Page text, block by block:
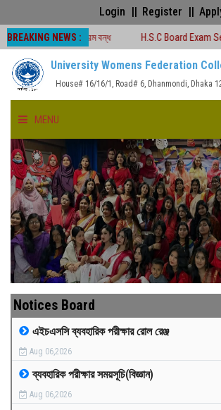
Login Register
BREAKING NEWS :
বন্ধ H.S.C Board Exam Seat Plan (
University Womens Federation
House# 16/16/1, Road# 6, Dhanmondi, Dhaka
MENU
HOME
ABOUT US
FACULTIES
ACADEMICS
GALLERY
MEDIA
PAYMENT
Notices Board
এইচএসসি ব্যবহারিক পরীক্ষার রোল রেঞ্জ
Aug 06,2026
ব্যবহারিক পরীক্ষার সময়সূচি(বিজ্ঞান)
Aug 06,2026